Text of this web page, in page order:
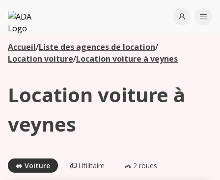
ADA
Open
Accueil/Liste des agences de location/
Location voiture/Location voiture à veynes
Location voiture à
veynes
Voiture Utilitaire 2 roues
Les
agences à
votre
recherche
agences à
proximité